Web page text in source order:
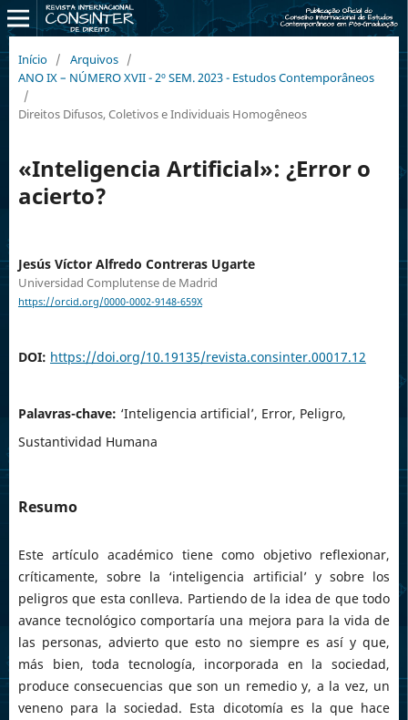
Início / Arquivos /
ANO IX – NÚMERO XVII - 2º SEM. 2023 - Estudos Contemporâneos
/
Direitos Difusos, Coletivos e Individuais Homogêneos
«Inteligencia Artificial»: ¿Error o
acierto?
Jesús Víctor Alfredo Contreras Ugarte
Universidad Complutense de Madrid
https://orcid.org/0000-0002-9148-659X
DOI: https://doi.org/10.19135/revista.consinter.00017.12
Palavras-chave: ‘Inteligencia artificial’, Error, Peligro,
Sustantividad Humana
Resumo
Este artículo académico tiene como objetivo reflexionar,
críticamente, sobre la ‘inteligencia artificial’ y sobre los
peligros que esta conlleva. Partiendo de la idea de que todo
avance tecnológico comportaría una mejora para la vida de
las personas, advierto que esto no siempre es así y que,
más bien, toda tecnología, incorporada en la sociedad,
produce consecuencias que son un remedio y, a la vez, un
veneno para la sociedad. Esta dicotomía es la que hace